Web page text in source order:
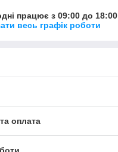
працює з 09:00 до 18:00
весь графік роботи
оплата